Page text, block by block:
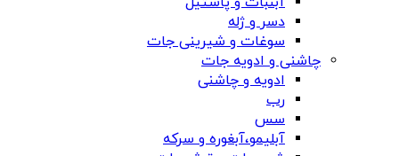
دسر و ژله
سوغات و شیرینی جات
چاشنی و ادویه جات
ادویه و چاشنی
رب
سس
آبلیمو،آبغوره و سرکه